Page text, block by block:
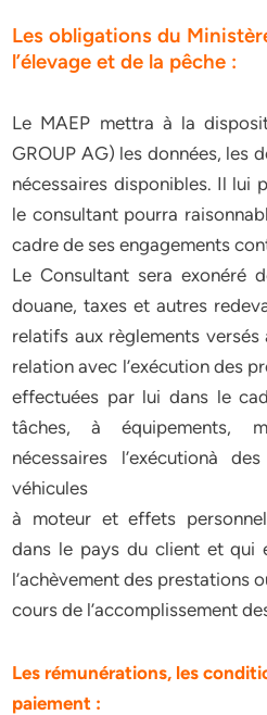
Les obligations du
l’élevage et de la pêche :
Le MAEP mettra à la
GROUP AG) les données, les
nécessaires disponibles. Il lui
le consultant pourra
cadre de ses engagements
Le Consultant sera exonéré
douane, taxes et autres
relatifs aux règlements
relation avec l’exécution des
effectuées par lui dans le
tâches, à équipements,
nécessaires l’exécutionà
véhicules
à moteur et effets
dans le pays du client et qui
l’achèvement des prestations
cours de l’accomplissement
Les rémunérations, les
paiement :